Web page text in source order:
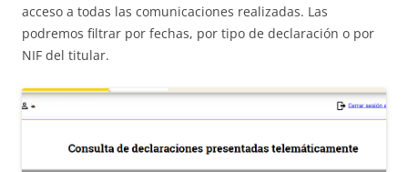
acceso a todas las comunicaciones realizadas. Las
podremos filtrar por fechas, por tipo de declaración o por
NIF del titular.